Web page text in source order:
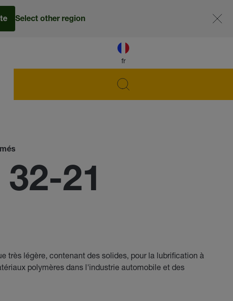
fr
Select other region
21
très légère, contenant des solides, pour la lubrification à
polymères dans l'industrie automobile et des